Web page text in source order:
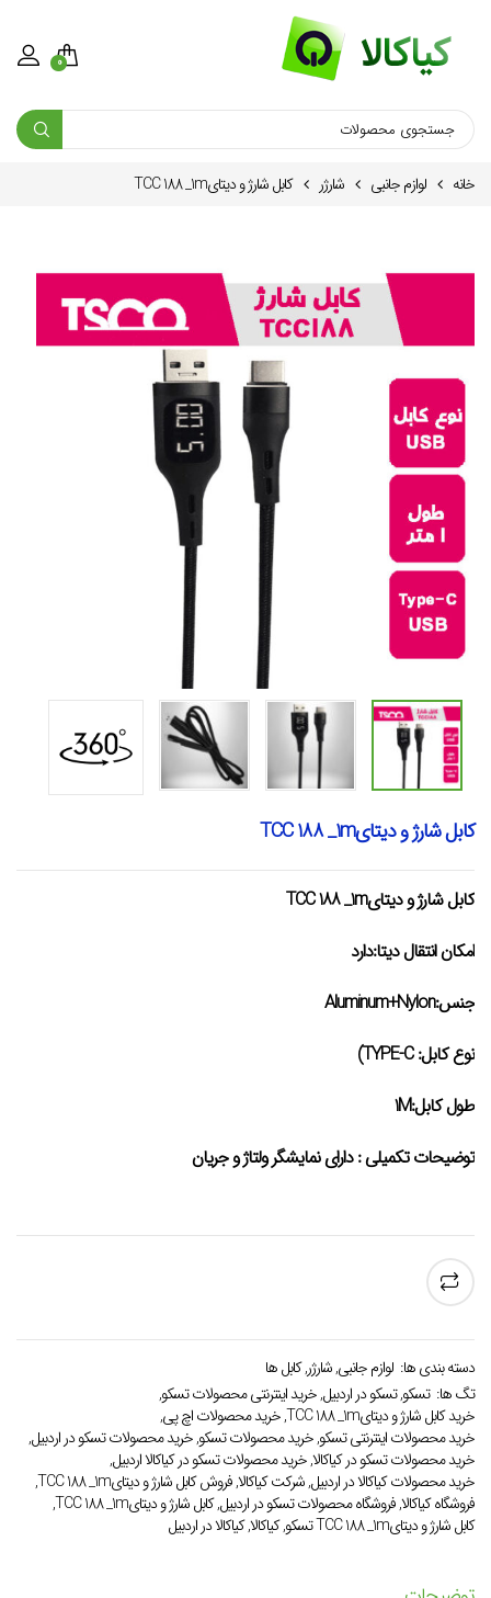
0
خانه لوازم جانبی شارژر کابل شارژ و دیتایTCC 188 _1m
کابل شارژ و دیتایTCC 188 _1m
کابل شارژ و دیتایTCC 188 _1m
امکان انتقال دیتا:دارد
جنس:Aluminum+Nylon
نوع کابل: TYPE-C)
طول کابل:1M
توضیحات تکمیلی : دارای نمایشگر ولتاژ و جریان
دسته بندی ها: لوازم جانبی,شارژر,کابل ها
تگ ها: تسکو,تسکو در اردبیل,خرید اینترنتی محصولات تسکو,
خرید کابل شارژ و دیتایTCC 188 _1m
,خرید محصولات اچ پی,
خرید محصولات اینترنتی تسکو,خرید محصولات تسکو,خرید محصولات تسکو در اردبیل,
خرید محصولات تسکو در کیاکالا,خرید محصولات تسکو در کیاکالا اردبیل,
خرید محصولات کیاکالا در اردبیل,شرکت کیاکالا,فروش کابل شارژ و دیتایTCC 188 _1m
,
فروشگاه کیاکالا,فروشگاه محصولات تسکو در اردبیل,کابل شارژ و دیتایTCC 188 _1m
,
کابل شارژ و دیتایTCC 188 _1m تسکو
,کیاکالا,کیاکالا در اردبیل